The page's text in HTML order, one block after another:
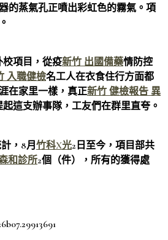
的蒸氣孔正噴出彩虹色的霧氣。項
項目，從疫新竹 出國備藥情防控
入職健檢名工人在衣食住行方面都
在家里一樣，真正新竹 健檢報告 異
這支辦事隊，工友們在群里直夸。
，8月 竹科X光2日至今，項目部共
和診所2個（件），所有的獲得處